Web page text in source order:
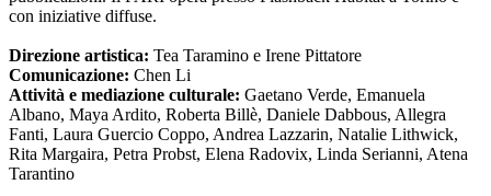
con iniziative diffuse.
Direzione artistica: Tea Taramino e Irene Pittatore
Comunicazione: Chen Li
Attività e mediazione culturale: Gaetano Verde, Emanuela
Albano, Maya Ardito, Roberta Billè, Daniele Dabbous, Allegra
Fanti, Laura Guercio Coppo, Andrea Lazzarin, Natalie Lithwick,
Rita Margaira, Petra Probst, Elena Radovix, Linda Serianni, Atena
Tarantino